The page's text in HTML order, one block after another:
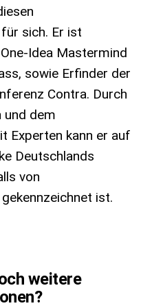
sich. Er ist
Idea Mastermind
sowie Erfinder der
Contra. Durch
und dem
Experten kann er auf
Deutschlands
von
ist.
weitere